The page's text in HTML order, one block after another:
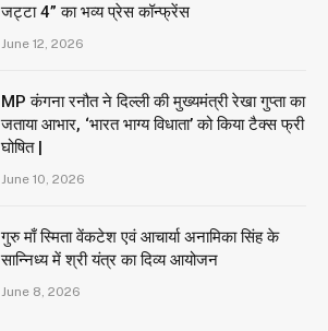
जट्टा 4” का भव्य प्रेस कॉन्फ्रेंस
June 12, 2026
MP कंगना रनौत ने दिल्ली की मुख्यमंत्री रेखा गुप्ता का
जताया आभार, ‘भारत भाग्य विधाता’ को किया टैक्स फ्री
घोषित |
June 10, 2026
गुरु माँ स्मिता वेंकटेश एवं आचार्या अनामिका सिंह के
सान्निध्य में श्री यंत्र का दिव्य आयोजन
June 8, 2026